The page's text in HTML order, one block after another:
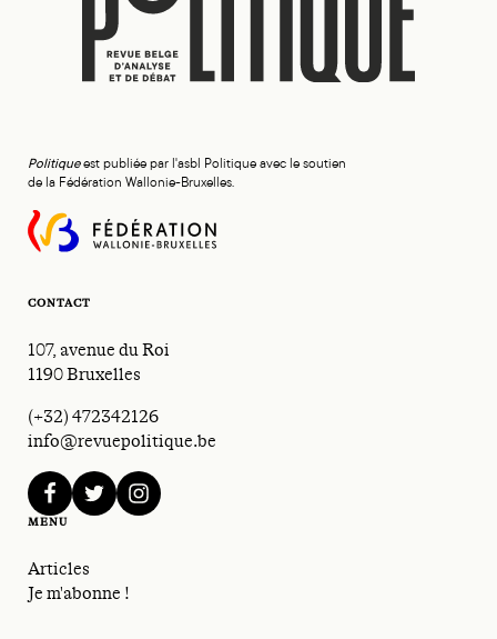
Politiqueest publiée par l'asbl Politique avec le soutien
de la Fédération Wallonie-Bruxelles.
CONTACT
107, avenue du Roi
1190 Bruxelles
(+32) 472342126
info@revuepolitique.be
facebooktwitterinstagram
MENU
Articles
Je m'abonne !